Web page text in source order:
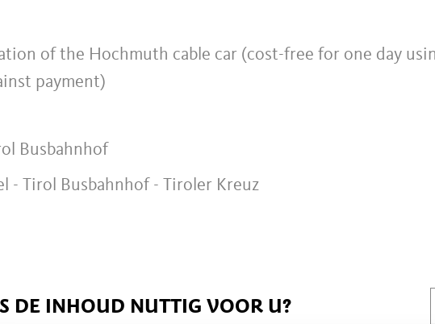
of the Hochmuth cable car (cost-free for one day
payment)
Busbahnhof
- Tirol Busbahnhof - Tiroler Kreuz
DE INHOUD NUTTIG VOOR U?